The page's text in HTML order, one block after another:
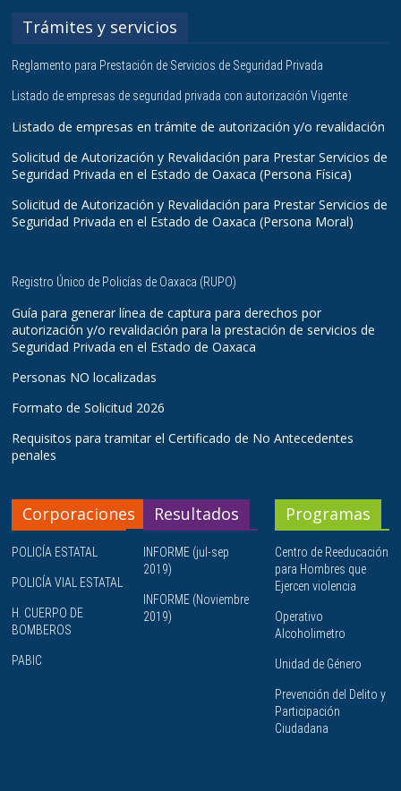
Trámites y servicios
Reglamento para Prestación de Servicios de Seguridad Privada
Listado de empresas de seguridad privada con autorización Vigente
Listado de empresas en trámite de autorización y/o revalidación
Solicitud de Autorización y Revalidación para Prestar Servicios de
Seguridad Privada en el Estado de Oaxaca (Persona Física)
Solicitud de Autorización y Revalidación para Prestar Servicios de
Seguridad Privada en el Estado de Oaxaca (Persona Moral)
Registro Único de Policías de Oaxaca (RUPO)
Guía para generar línea de captura para derechos por
autorización y/o revalidación para la prestación de servicios de
Seguridad Privada en el Estado de Oaxaca
Personas NO localizadas
Formato de Solicitud 2026
Requisitos para tramitar el Certificado de No Antecedentes
penales
Corporaciones
POLICÍA ESTATAL
POLICÍA VIAL ESTATAL
H. CUERPO DE
BOMBEROS
PABIC
Resultados
INFORME (jul-sep
2019)
INFORME (Noviembre
2019)
Programas
Centro de Reeducación
para Hombres que
Ejercen violencia
Operativo
Alcoholimetro
Unidad de Género
Prevención del Delito y
Participación
Ciudadana